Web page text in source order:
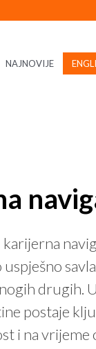
NAJNOVIJE
karijerna
drugih.
postaje
i na